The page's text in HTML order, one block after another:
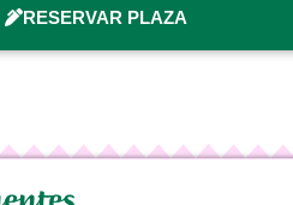
RESERVAR PLAZA